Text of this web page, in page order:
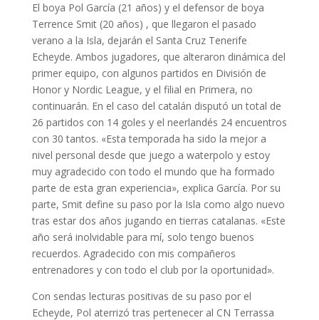
El boya Pol García (21 años) y el defensor de boya
Terrence Smit (20 años) , que llegaron el pasado
verano a la Isla, dejarán el Santa Cruz Tenerife
Echeyde. Ambos jugadores, que alteraron dinámica del
primer equipo, con algunos partidos en División de
Honor y Nordic League, y el filial en Primera, no
continuarán. En el caso del catalán disputó un total de
26 partidos con 14 goles y el neerlandés 24 encuentros
con 30 tantos. «Esta temporada ha sido la mejor a
nivel personal desde que juego a waterpolo y estoy
muy agradecido con todo el mundo que ha formado
parte de esta gran experiencia», explica García. Por su
parte, Smit define su paso por la Isla como algo nuevo
tras estar dos años jugando en tierras catalanas. «Este
año será inolvidable para mí, solo tengo buenos
recuerdos. Agradecido con mis compañeros
entrenadores y con todo el club por la oportunidad».
Con sendas lecturas positivas de su paso por el
Echeyde, Pol aterrizó tras pertenecer al CN Terrassa